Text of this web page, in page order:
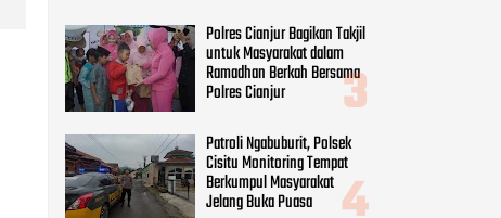
Polres Cianjur Bagikan Takjil
untuk Masyarakat dalam
Ramadhan Berkah Bersama
Polres Cianjur
Patroli Ngabuburit, Polsek
Cisitu Monitoring Tempat
Berkumpul Masyarakat
Jelang Buka Puasa